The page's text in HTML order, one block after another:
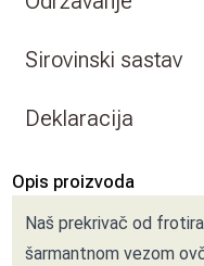
Sirovinski sastav
Deklaracija
Opis proizvoda
Naš prekrivač od
šarmantnom vezom